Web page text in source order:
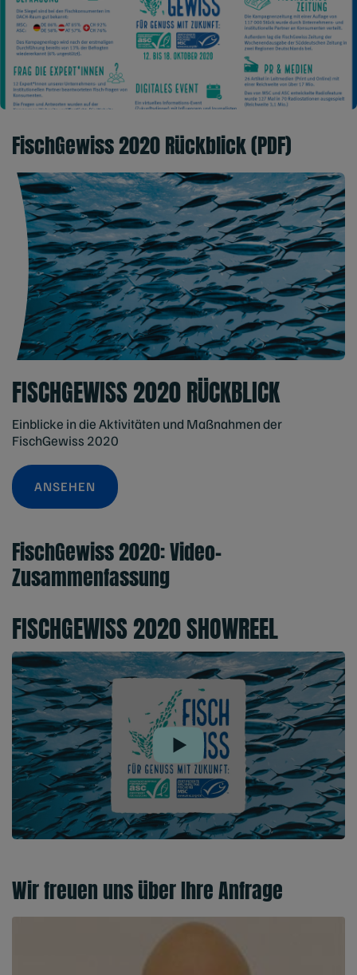
FischGewiss 2020 Rückblick (PDF)
FISCHGEWISS 2020 RÜCKBLICK
Einblicke in die Aktivitäten und Maßnahmen der
FischGewiss 2020
ANSEHEN
FischGewiss 2020: Video-
Zusammenfassung
FISCHGEWISS 2020 SHOWREEL
Play
Wir freuen uns über Ihre Anfrage